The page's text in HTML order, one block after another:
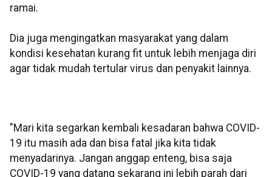
ramai.
Dia juga mengingatkan masyarakat yang dalam
kondisi kesehatan kurang fit untuk lebih menjaga diri
agar tidak mudah tertular virus dan penyakit lainnya.
"Mari kita segarkan kembali kesadaran bahwa COVID-
19 itu masih ada dan bisa fatal jika kita tidak
menyadarinya. Jangan anggap enteng, bisa saja
COVID-19 yang datang sekarang ini lebih parah dari